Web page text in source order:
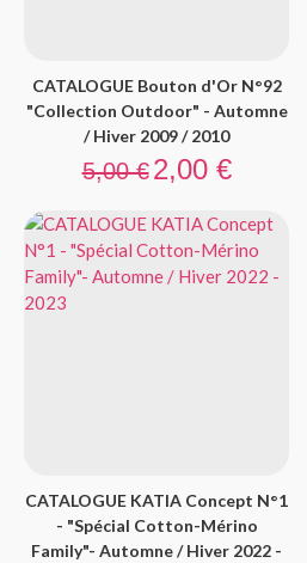
CATALOGUE Bouton d'Or N°92
"Collection Outdoor" - Automne
/ Hiver 2009 / 2010
Prix de base
5,00 € Prix
2,00 €
CATALOGUE KATIA Concept N°1
- "Spécial Cotton-Mérino
Family"- Automne / Hiver 2022 -